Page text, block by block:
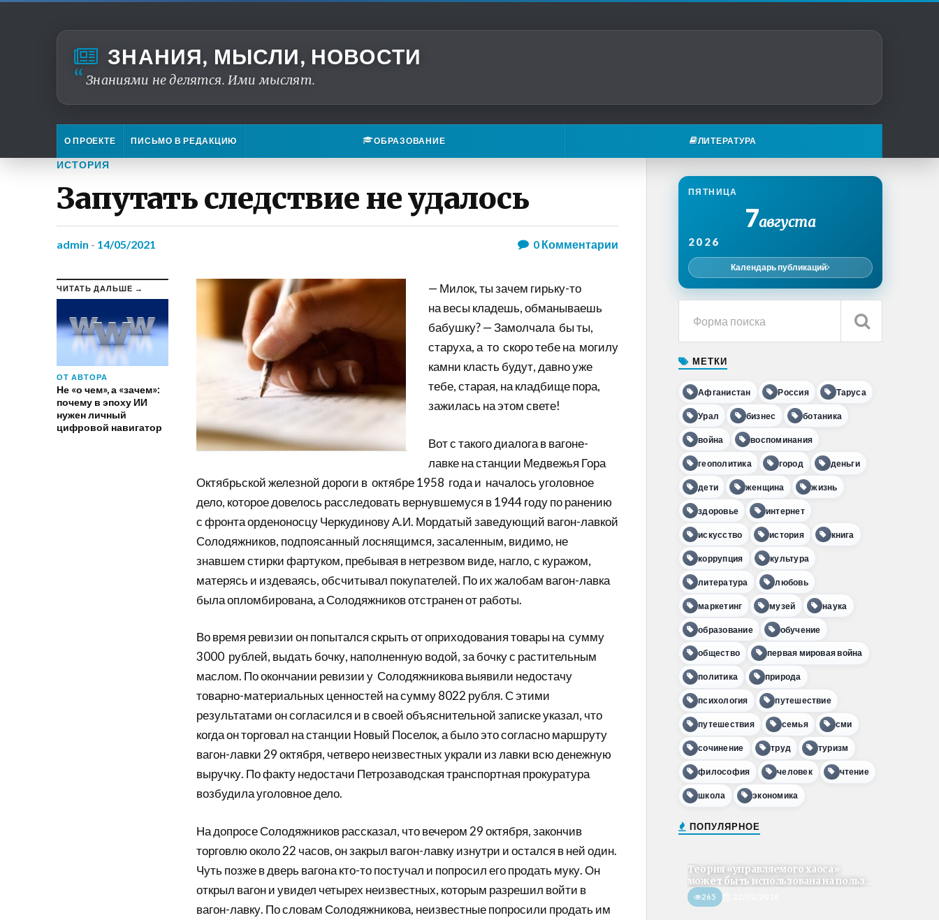
ЗНАНИЯ, МЫСЛИ, НОВОСТИ
Знаниями не делятся. Ими мыслят.
О ПРОЕКТЕ ПИСЬМО В РЕДАКЦИЮ ОБРАЗОВАНИЕ ЛИТЕРАТУРА
ИСТОРИЯ
Запутать следствие не удалось
admin - 14/05/2021 0Комментарии
ЧИТАТЬ ДАЛЬШЕ →
ОТ АВТОРА
Не «о чем», а «зачем»:
почему в эпоху ИИ
нужен личный
цифровой навигатор
— Милок, ты зачем гирьку-то
на весы кладешь, обманываешь
бабушку? — Замолчала бы ты,
старуха, а то скоро тебе на могилу
камни класть будут, давно уже
тебе, старая, на кладбище пора,
зажилась на этом свете!
Вот с такого диалога в вагоне-
лавке на станции Медвежья Гора
Октябрьской железной дороги в октябре 1958 года и началось уголовное
дело, которое довелось расследовать вернувшемуся в 1944 году по ранению
с фронта орденоносцу Черкудинову А.И. Мордатый заведующий вагон-лавкой
Солодяжников, подпоясанный лоснящимся, засаленным, видимо, не
знавшем стирки фартуком, пребывая в нетрезвом виде, нагло, с куражом,
матерясь и издеваясь, обсчитывал покупателей. По их жалобам вагон-лавка
была опломбирована, а Солодяжников отстранен от работы.
Во время ревизии он попытался скрыть от оприходования товары на сумму
3000 рублей, выдать бочку, наполненную водой, за бочку с растительным
маслом. По окончании ревизии у Солодяжникова выявили недостачу
товарно-материальных ценностей на сумму 8022 рубля. С этими
результатами он согласился и в своей объяснительной записке указал, что
когда он торговал на станции Новый Поселок, а было это согласно маршруту
вагон-лавки 29 октября, четверо неизвестных украли из лавки всю денежную
выручку. По факту недостачи Петрозаводская транспортная прокуратура
возбудила уголовное дело.
На допросе Солодяжников рассказал, что вечером 29 октября, закончив
торговлю около 22 часов, он закрыл вагон-лавку изнутри и остался в ней один.
Чуть позже в дверь вагона кто-то постучал и попросил его продать муку. Он
открыл вагон и увидел четырех неизвестных, которым разрешил войти в
вагон-лавку. По словам Солодяжникова, неизвестные попросили продать им
ПЯТНИЦА
7августа
2026
Календарь публикаций
МЕТКИ
Афганистан Россия Таруса
Урал бизнес ботаника
война воспоминания
геополитика город деньги
дети женщина жизнь
здоровье интернет
искусство история книга
коррупция культура
литература любовь
маркетинг музей наука
образование обучение
общество первая мировая война
политика природа
психология путешествие
путешествия семья сми
сочинение труд туризм
философия человек чтение
школа экономика
ПОПУЛЯРНОЕ
Теория «управляемого хаоса»
может быть использована на польз...
265